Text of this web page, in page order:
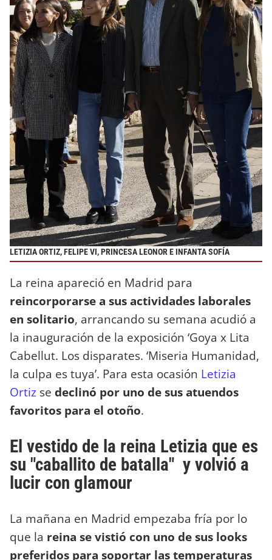
LETIZIA ORTIZ, FELIPE VI, PRINCESA LEONOR E INFANTA SOFÍA
La reina apareció en Madrid para
reincorporarse a sus actividades laborales
en solitario, arrancando su semana acudió a
la inauguración de la exposición ‘Goya x Lita
Cabellut. Los disparates. ‘Miseria Humanidad,
la culpa es tuya’. Para esta ocasión Letizia
Ortiz se declinó por uno de sus atuendos
favoritos para el otoño.
El vestido de la reina Letizia que es
su "caballito de batalla" y volvió a
lucir con glamour
La mañana en Madrid empezaba fría por lo
que la reina se vistió con uno de sus looks
preferidos para soportar las temperaturas